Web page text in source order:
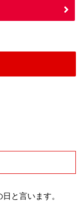
と言います。